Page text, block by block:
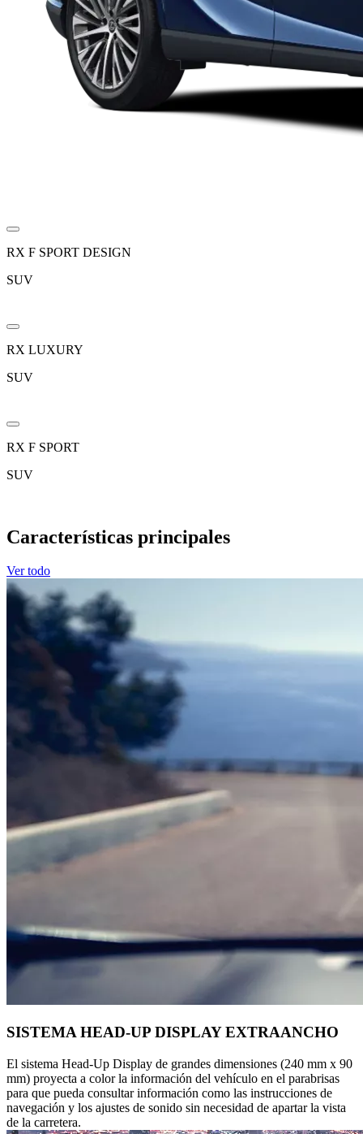
RX F SPORT DESIGN
SUV
RX LUXURY
SUV
RX F SPORT
SUV
Características principales
Ver todo
SISTEMA HEAD-UP DISPLAY EXTRAANCHO
El sistema Head-Up Display de grandes dimensiones (240 mm x 90
mm) proyecta a color la información del vehículo en el parabrisas
para que pueda consultar información como las instrucciones de
navegación y los ajustes de sonido sin necesidad de apartar la vista
de la carretera.